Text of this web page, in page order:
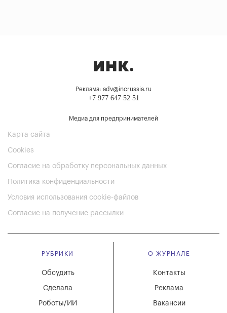
Реклама: adv@incrussia.ru
+7 977 647 52 51
Медиа для предпринимателей
Карта сайта
Cookies
Согласие на обработку персональных данных
Политика конфиденциальности
Условия использования cookie-файлов
Согласие на получение рассылки
РУБРИКИ
Обсудить
Сделала
Роботы/ИИ
О ЖУРНАЛЕ
Вакансии
Реклама
Контакты